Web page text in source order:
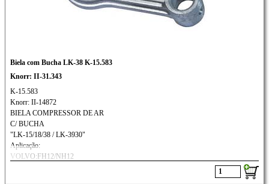
Biela com Bucha LK-38 K-15.583
Knorr: II-31.343
K-15.583
Knorr: II-14872
BIELA COMPRESSOR DE AR
C/ BUCHA
"LK-15/18/38 / LK-3930"
Aplicação:
VOLVO:FH12/NH12